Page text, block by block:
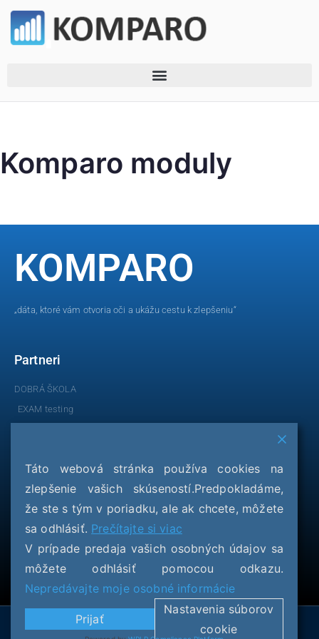
Komparo moduly
KOMPARO
„dáta, ktoré vám otvoria oči a ukážu cestu k zlepšeniu“
Partneri
DOBRÁ ŠKOLA
EXAM testing
Evaluačné dotazníky EDO
Testovania
KOMPARO 4
KOMPARO 6
KOMPARO 8
KOMPARO 9
© EXAM testing 2026 všetky práva rezervované
Táto webová stránka používa cookies na
zlepšenie vašich skúseností.Predpokladáme,
že ste s tým v poriadku, ale ak chcete, môžete
sa odhlásiť. Prečítajte si viac
V prípade predaja vašich osobných údajov sa
môžete odhlásiť pomocou odkazu.
Nepredávajte moje osobné informácie
Prijať
Nastavenia súborov
cookie